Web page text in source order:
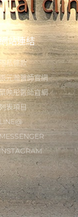
站連結
私條款
元瀚醫師官網
映彤醫師官網
列表項目
LINE@
MESSENGER